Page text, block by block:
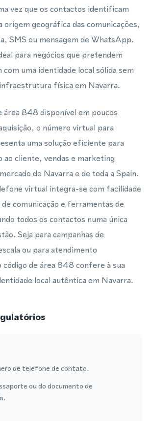
vez que os contactos identificam
origem geográfica das comunicações,
SMS ou mensagem de WhatsApp.
para negócios que pretendem
uma identidade local sólida sem
física em Navarra.
área 848 disponível em poucos
o número virtual para
uma solução eficiente para
ao cliente, vendas e marketing
de Navarra e de toda a Spain.
virtual integra-se com facilidade
comunicação e ferramentas de
todos os contactos numa única
Seja para campanhas de
ou para atendimento
código de área 848 confere à sua
local autêntica em Navarra.
de telefone de contato.
ou do documento de